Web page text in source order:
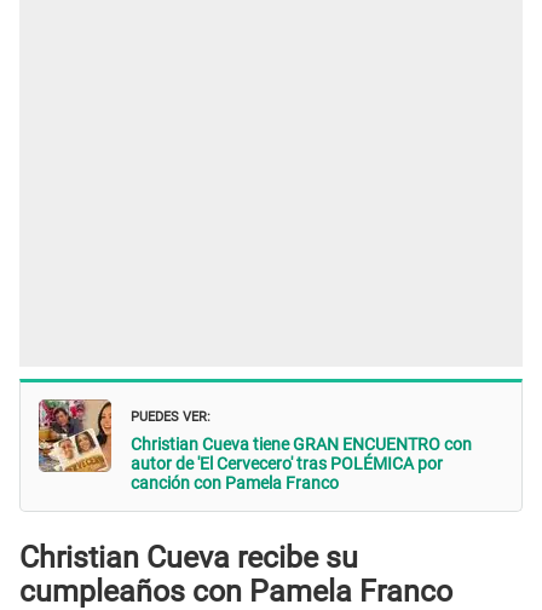
PUEDES VER:
Christian Cueva tiene GRAN ENCUENTRO con
autor de 'El Cervecero' tras POLÉMICA por
canción con Pamela Franco
Christian Cueva recibe su
cumpleaños con Pamela Franco